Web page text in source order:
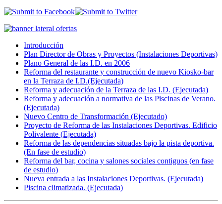
Introducción
Plan Director de Obras y Proyectos (Instalaciones Deportivas)
Plano General de las I.D. en 2006
Reforma del restaurante y construcción de nuevo Kiosko-bar
en la Terraza de I.D.(Ejecutada)
Reforma y adecuación de la Terraza de las I.D. (Ejecutada)
Reforma y adecuación a normativa de las Piscinas de Verano.
(Ejecutada)
Nuevo Centro de Transformación (Ejecutado)
Proyecto de Reforma de las Instalaciones Deportivas. Edificio
Polivalente (Ejecutada)
Reforma de las dependencias situadas bajo la pista deportiva.
(En fase de estudio)
Reforma del bar, cocina y salones sociales contiguos (en fase
de estudio)
Nueva entrada a las Instalaciones Deportivas. (Ejecutada)
Piscina climatizada. (Ejecutada)